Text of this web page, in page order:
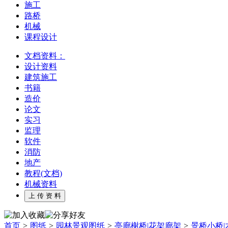
施工
路桥
机械
课程设计
文档资料：
设计资料
建筑施工
书籍
造价
论文
实习
监理
软件
消防
地产
教程(文档)
机械资料
首页 > 图纸 > 园林景观图纸 > 亭廊榭桥|花架廊架 > 景桥小桥|